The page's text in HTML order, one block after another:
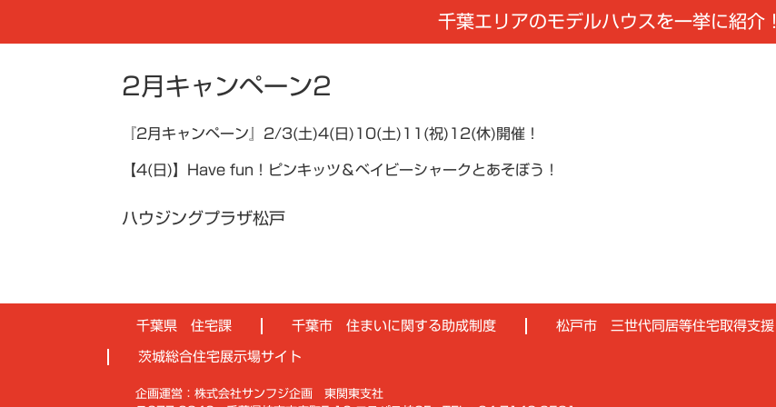
千葉エリアのモデルハウスを一挙に紹介！
2月キャンペーン2
『2月キャンペーン』2/3(土)4(日)10(土)11(祝)12(休)開催！
【4(日)】Have fun！ピンキッツ＆ベイビーシャークとあそぼう！
ハウジングプラザ松戸
千葉県 住宅課 千葉市 住まいに関する助成制度 松戸市 三世代同居等住宅取得支援
茨城総合住宅展示場サイト
企画運営：株式会社サンフジ企画 東関東支社